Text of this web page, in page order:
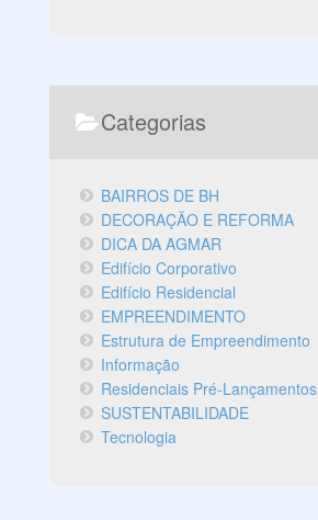
Categorias
BAIRROS DE BH
DECORAÇÃO E REFORMA
DICA DA AGMAR
Edifício Corporativo
Edifício Residencial
EMPREENDIMENTO
Estrutura de Empreendimento
Informação
Residenciais Pré-Lançamentos
SUSTENTABILIDADE
Tecnologia